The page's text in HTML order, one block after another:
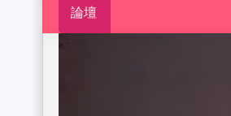
論壇